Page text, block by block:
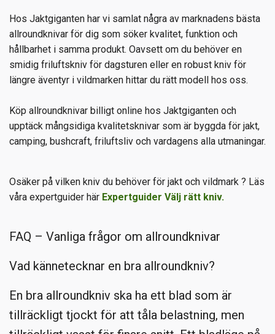
Hos Jaktgiganten har vi samlat några av marknadens bästa
allroundknivar för dig som söker kvalitet, funktion och
hållbarhet i samma produkt. Oavsett om du behöver en
smidig friluftskniv för dagsturen eller en robust kniv för
längre äventyr i vildmarken hittar du rätt modell hos oss.
Köp allroundknivar billigt online hos Jaktgiganten och
upptäck mångsidiga kvalitetsknivar som är byggda för jakt,
camping, bushcraft, friluftsliv och vardagens alla utmaningar.
Osäker på vilken kniv du behöver för jakt och vildmark ? Läs
våra expertguider här Expertguider Välj rätt kniv.
FAQ – Vanliga frågor om allroundknivar
Vad kännetecknar en bra allroundkniv?
En bra allroundkniv ska ha ett blad som är
tillräckligt tjockt för att tåla belastning, men